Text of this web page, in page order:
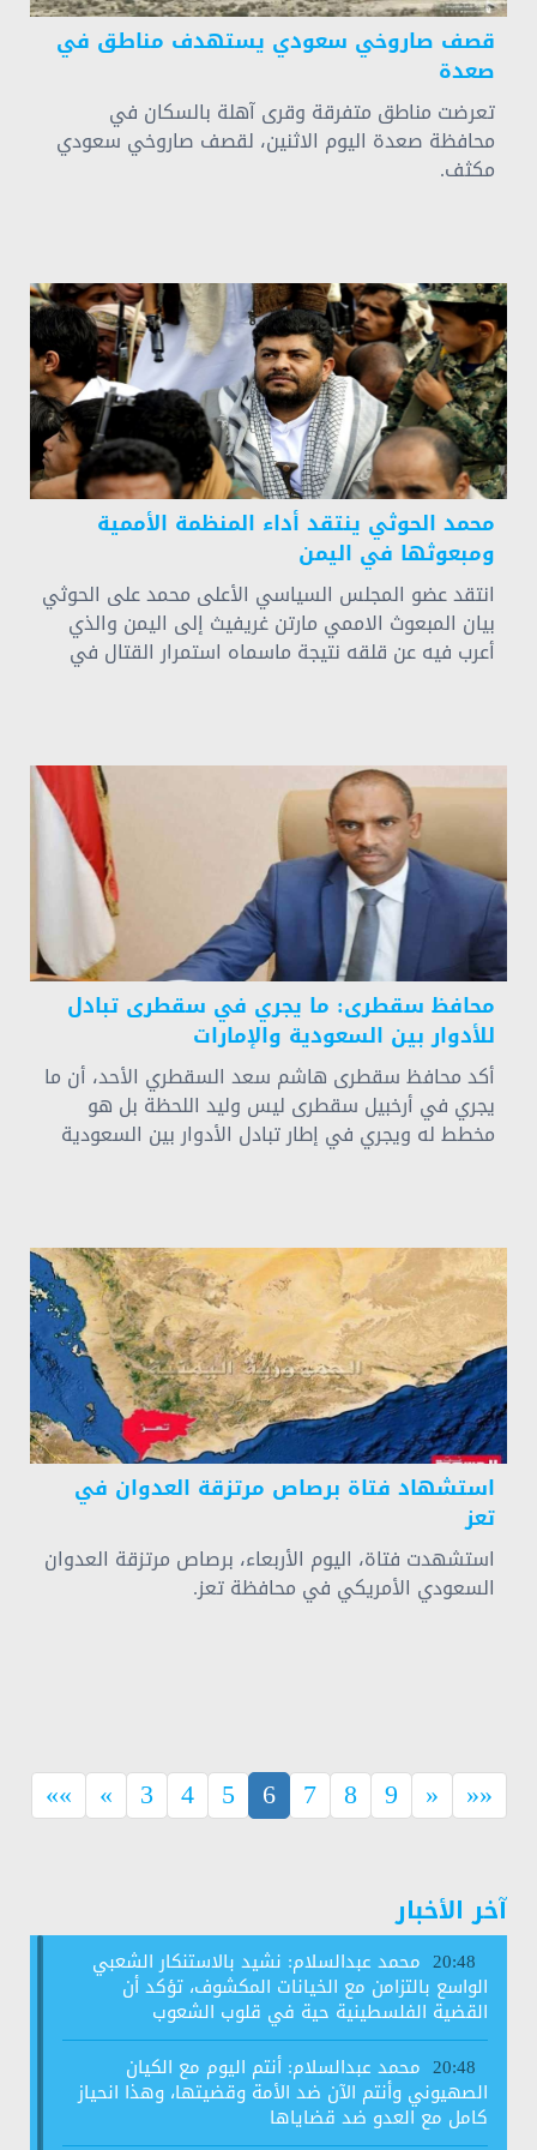
قصف صاروخي سعودي يستهدف مناطق في
صعدة
تعرضت مناطق متفرقة وقرى آهلة بالسكان في
محافظة صعدة اليوم الاثنين، لقصف صاروخي سعودي
مكثف.
محمد الحوثي ينتقد أداء المنظمة الأممية
ومبعوثها في اليمن
انتقد عضو المجلس السياسي الأعلى محمد على الحوثي
بيان المبعوث الاممي مارتن غريفيث إلى اليمن والذي
أعرب فيه عن قلقه نتيجة ماسماه استمرار القتال في
محافظ سقطرى: ما يجري في سقطرى تبادل
للأدوار بين السعودية والإمارات
أكد محافظ سقطرى هاشم سعد السقطري الأحد، أن ما
يجري في أرخبيل سقطرى ليس وليد اللحظة بل هو
مخطط له ويجري في إطار تبادل الأدوار بين السعودية
استشهاد فتاة برصاص مرتزقة العدوان في
تعز
استشهدت فتاة، اليوم الأربعاء، برصاص مرتزقة العدوان
السعودي الأمريكي في محافظة تعز.
«« « 3 4 5 6(current)
7 8 9 » »»
آخر الأخبار
20:48 محمد عبدالسلام: نشيد بالاستنكار الشعبي
الواسع بالتزامن مع الخيانات المكشوف، تؤكد أن
القضية الفلسطينية حية في قلوب الشعوب
20:48 محمد عبدالسلام: أنتم اليوم مع الكيان
الصهيوني وأنتم الآن ضد الأمة وقضيتها، وهذا انحياز
كامل مع العدو ضد قضاياها